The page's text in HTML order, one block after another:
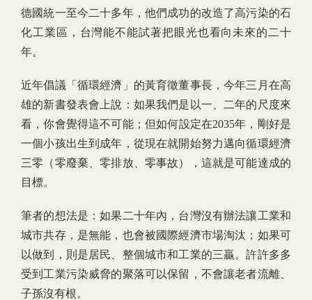
德國統一至今二十多年，他們成功的改造了高污染的石
化工業區，台灣能不能試著把眼光也看向未來的二十
年。
近年倡議「循環經濟」的黃育徵董事長，今年三月在高
雄的新書發表會上說：如果我們是以一、二年的尺度來
看，你會覺得這不可能；但如何設定在2035年，剛好是
一個小孩出生到成年，從現在就開始努力邁向循環經濟
三零（零廢棄、零排放、零事故），這就是可能達成的
目標。
筆者的想法是：如果二十年內，台灣沒有辦法讓工業和
城市共存，是無能，也會被國際經濟市場淘汰；如果可
以做到，則是居民、整個城市和工業的三贏。許許多多
受到工業污染威脅的聚落可以保留，不會讓老者流離、
子孫沒有根。